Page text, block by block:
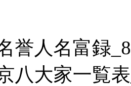
誉人名富録
八大家一覧